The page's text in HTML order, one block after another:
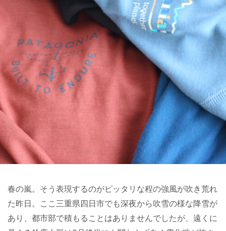
春の嵐。そう表現するのがピッタリな程の強風が吹き荒れ
た昨日。ここ三重県四日市でも深夜から吹雪の様な降雪が
あり、都市部で積もることはありませんでしたが、遠くに